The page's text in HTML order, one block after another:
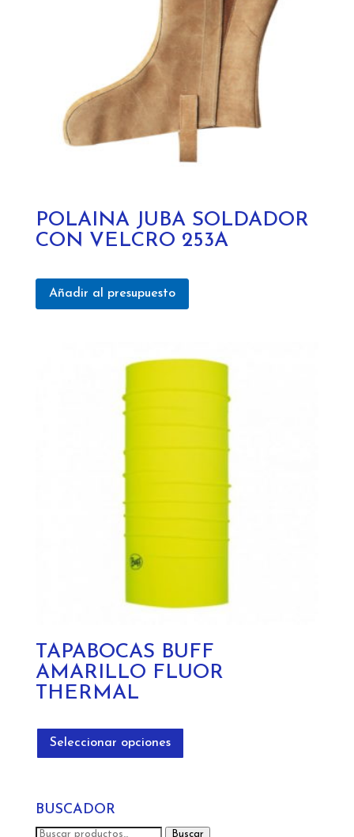
página
producto
POLAINA JUBA SOLDADOR
CON VELCRO 253A
Añadir al presupuesto
TAPABOCAS BUFF
AMARILLO FLUOR
THERMAL
Seleccionar opciones
opciones
BUSCADOR
Buscar Buscar